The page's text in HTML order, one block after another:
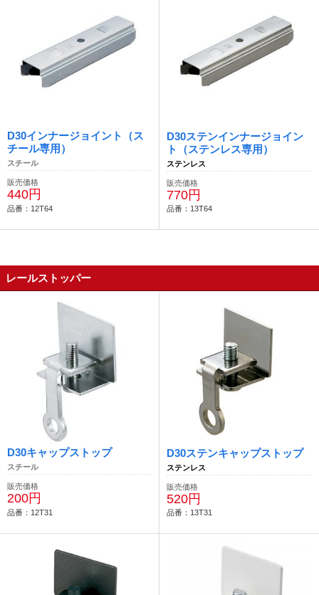
D30インナージョイント（ス
チール専用）
スチール
販売価格
440円
品番：12T64
D30ステンインナージョイン
ト（ステンレス専用）
ステンレス
販売価格
770円
品番：13T64
レールストッパー
D30キャップストップ
スチール
販売価格
200円
品番：12T31
D30ステンキャップストップ
ステンレス
販売価格
520円
品番：13T31